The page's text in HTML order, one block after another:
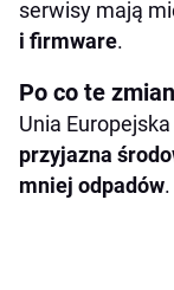
serwisy mają
i firmware.
Po co te
Unia
przyjazna
mniej odpadów.